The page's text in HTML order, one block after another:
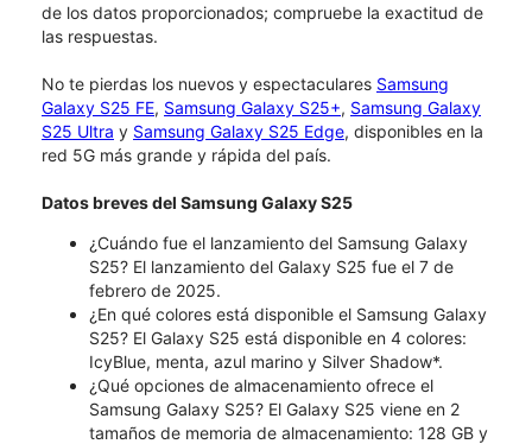
de los datos proporcionados; compruebe la exactitud de
las respuestas.
No te pierdas los nuevos y espectaculares Samsung
Galaxy S25 FE, Samsung Galaxy S25+, Samsung Galaxy
S25 Ultra y Samsung Galaxy S25 Edge, disponibles en la
red 5G más grande y rápida del país.
Datos breves del Samsung Galaxy S25
¿Cuándo fue el lanzamiento del Samsung Galaxy
S25? El lanzamiento del Galaxy S25 fue el 7 de
febrero de 2025.
¿En qué colores está disponible el Samsung Galaxy
S25? El Galaxy S25 está disponible en 4 colores:
IcyBlue, menta, azul marino y Silver Shadow*.
¿Qué opciones de almacenamiento ofrece el
Samsung Galaxy S25? El Galaxy S25 viene en 2
tamaños de memoria de almacenamiento: 128 GB y